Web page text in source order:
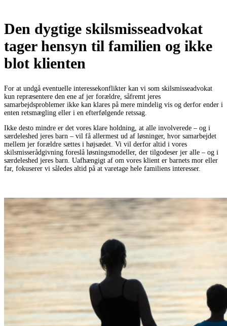
Den dygtige skilsmisseadvokat
tager hensyn til familien og ikke
blot klienten
For at undgå eventuelle interessekonflikter kan vi som skilsmisseadvokat
kun repræsentere den ene af jer forældre, såfremt jeres
samarbejdsproblemer ikke kan klares på mere mindelig vis og derfor ender i
enten retsmægling eller i en efterfølgende retssag.
Ikke desto mindre er det vores klare holdning, at alle involverede – og i
særdeleshed jeres barn – vil få allermest ud af løsninger, hvor samarbejdet
mellem jer forældre sættes i højsædet. Vi vil derfor altid i vores
skilsmisserådgivning foreslå løsningsmodeller, der tilgodeser jer alle – og i
særdeleshed jeres barn. Uafhængigt af om vores klient er barnets mor eller
far, fokuserer vi således altid på at varetage hele familiens interesser.